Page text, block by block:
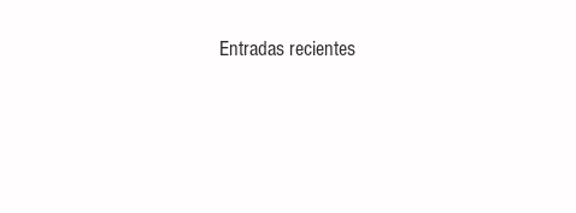
Entradas recientes